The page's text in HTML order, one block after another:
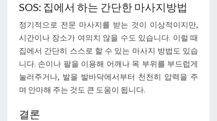
SOS: 집에서 하는 간단한 마사지방법
정기적으로 전문 마사지를 받는 것이 이상적이지만,
시간이나 장소가 여의치 않을 수도 있습니다. 이럴 때
집에서 간단히 스스로 할 수 있는 마사지 방법도 있습
니다. 손이나 팔을 이용해 어깨나 목 부위를 부드럽게
눌러주거나, 발을 발바닥에서부터 천천히 압력을 주
며 안마해 주는 것도 큰 도움이 됩니다.
결론